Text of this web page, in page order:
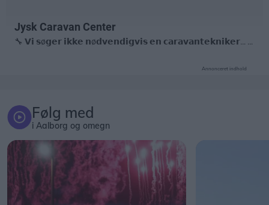
Annonceret indhold
Følg med
i Aalborg og omegn